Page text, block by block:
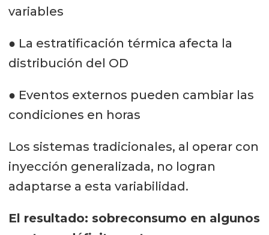
variables
● La estratificación térmica afecta la
distribución del OD
● Eventos externos pueden cambiar las
condiciones en horas
Los sistemas tradicionales, al operar con
inyección generalizada, no logran
adaptarse a esta variabilidad.
El resultado: sobreconsumo en algunos